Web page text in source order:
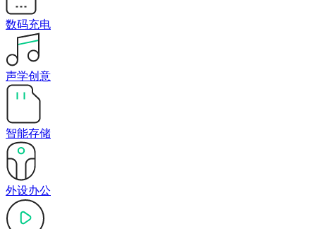
数码充电
声学创意
智能存储
外设办公